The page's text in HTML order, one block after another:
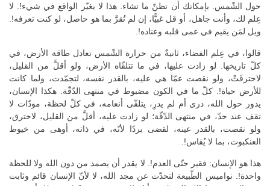
حول الشّمس. بإمكانك أن تظنّ ما تشاء. هذا لا يغيّر الواقع في شيء!. لا
عِلم لك، وأنت جاهل، أو قل غبيًّا، إن لم تُقرَّ بما هو حاصل، لو كنت تعرفه!.
ويل لمَن يقيم في عمى قلبه وعناده!.
قالوا، في عِلم الفضاء، ثانيةٌ من حرارة الشّمس تعادل طاقة الأرض، في
كلّ تاريخها. لو زادت عليها، في ما تتلقّاه الأرض، ولو أقلَّ من القليل،
لاحترقَتْ، ولو نقصت عمّا هي عليه، بالقدر نفسه، لتجمّدت، ولما كانت
للأرض حياة!. كلّ ما في الكون مضبوط في منتهى الدّقّة. هكذا الإنسان،
يدور حول الله، درى أم لم يدرِ، يتلقّى أنعامه، في كلّ لحظة، مودّات لا
تقف عند حدّ، في منتهى الدّقّة؛ لو زادت عليه، أقلَّ من القليل، لاحترق،
ولو نقصت، بالقدر عينه، لقضى بردًا لأنّه، في ذاته، أوهى من خيوط
العنكبوت، بما لا يُقاس!.
هذا هو الإنسان: فقير حتّى العدم!. لا يقدر أن يصمد من دون الله ولا للحظة
واحدة!. نواميس الطّبيعة لتحدّث عن مجد الله، لا لأنّ الإنسان قائم وثابت